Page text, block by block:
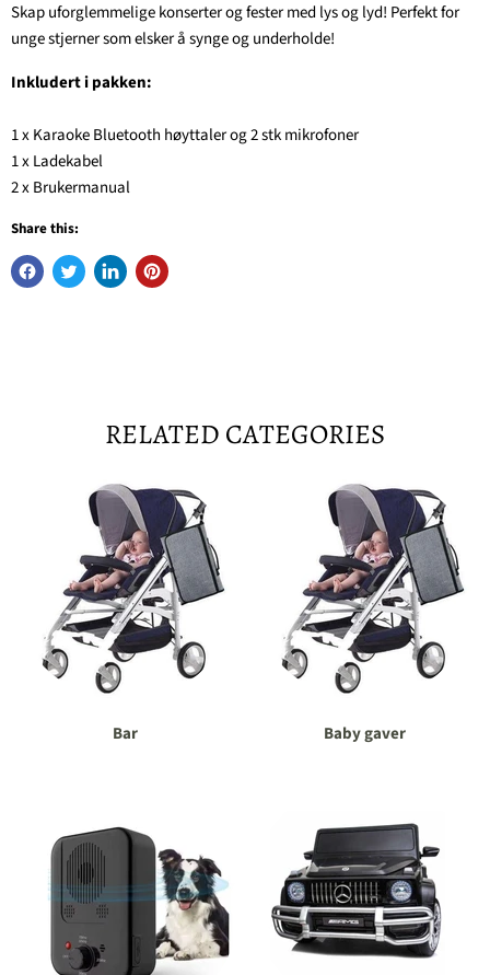
Skap uforglemmelige konserter og fester med lys og lyd! Perfekt for
unge stjerner som elsker å synge og underholde!
Inkludert i pakken:
1 x Karaoke Bluetooth høyttaler og 2 stk mikrofoner
1 x Ladekabel
2 x Brukermanual
Share this:
RELATED CATEGORIES
Bar Baby gaver